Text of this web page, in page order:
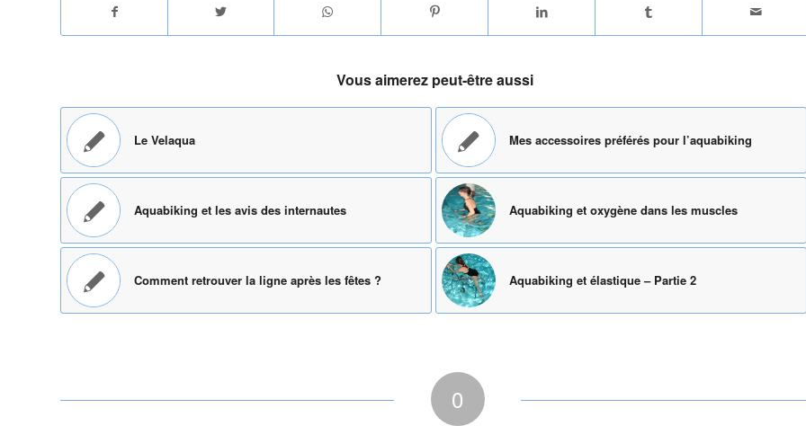
Vous aimerez peut-être aussi
Le Velaqua Mes accessoires préférés pour l’aquabiking
Aquabiking et les avis des internautes Aquabiking et oxygène dans les muscles
Comment retrouver la ligne après les fêtes ? Aquabiking et élastique – Partie 2
0